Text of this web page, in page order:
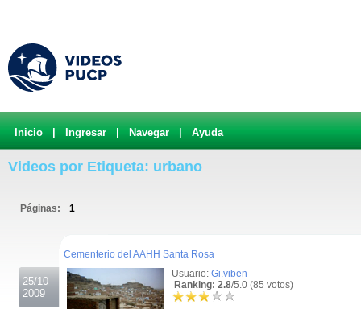
Inicio Ingresar Navegar Ayuda
Videos por Etiqueta: urbano
Páginas: 1
25/10
2009
Cementerio del AAHH Santa Rosa
Usuario: Gi.viben
Ranking: 2.8/5.0 (85 votos)